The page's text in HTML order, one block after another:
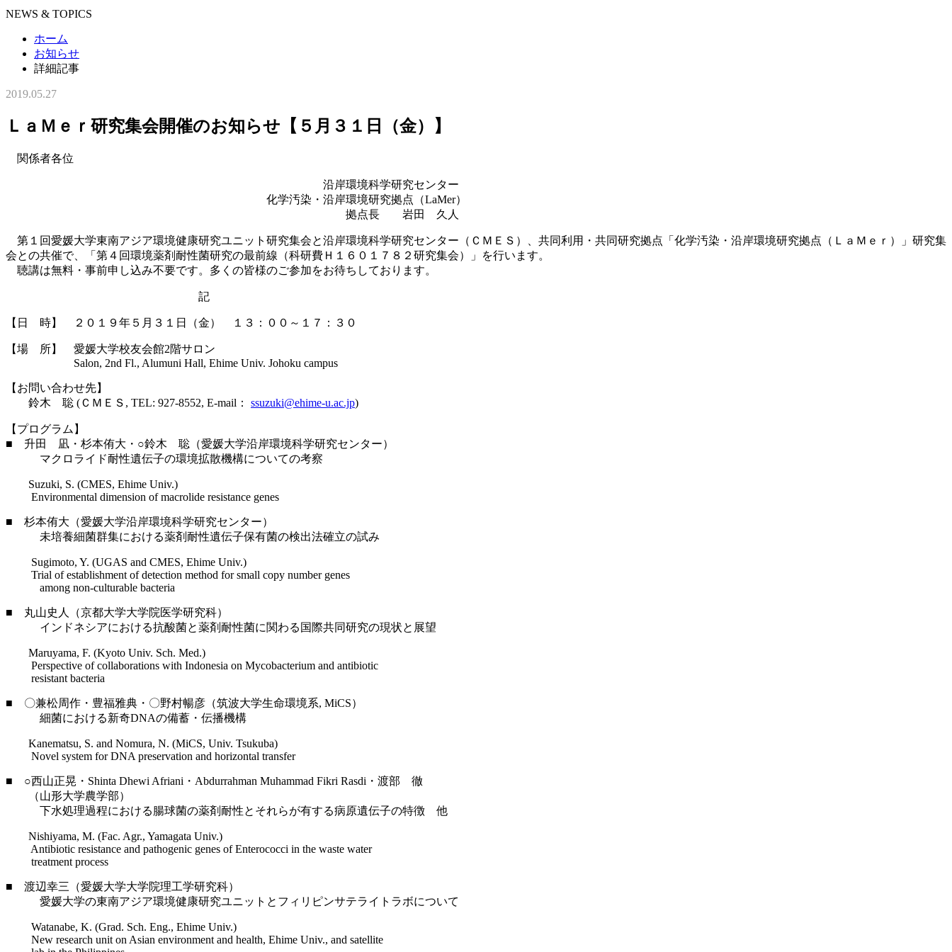
NEWS & TOPICS
ホーム
お知らせ
詳細記事
2019.05.27
ＬａＭｅｒ研究集会開催のお知らせ【５月３１日（金）】
関係者各位
沿岸環境科学研究センター
化学汚染・沿岸環境研究拠点（LaMer）
拠点長 岩田 久人
第１回愛媛大学東南アジア環境健康研究ユニット研究集会と沿岸環境科学研究センター（ＣＭＥＳ）、共同利用・共同研究拠点「化学汚染・沿岸環境研究拠点（ＬａＭｅｒ）」研究集
会との共催で、「第４回環境薬剤耐性菌研究の最前線（科研費Ｈ１６０１７８２研究集会）」を行います。
聴講は無料・事前申し込み不要です。多くの皆様のご参加をお待ちしております。
記
【日 時】 ２０１９年５月３１日（金） １３：００～１７：３０
【場 所】 愛媛大学校友会館2階サロン
Salon, 2nd Fl., Alumuni Hall, Ehime Univ. Johoku campus
【お問い合わせ先】
鈴木 聡 (ＣＭＥＳ, TEL: 927-8552, E-mail： ssuzuki@ehime-u.ac.jp)
【プログラム】
■ 升田 凪・杉本侑大・○鈴木 聡（愛媛大学沿岸環境科学研究センター）
マクロライド耐性遺伝子の環境拡散機構についての考察
Suzuki, S. (CMES, Ehime Univ.)
Environmental dimension of macrolide resistance genes
■ 杉本侑大（愛媛大学沿岸環境科学研究センター）
未培養細菌群集における薬剤耐性遺伝子保有菌の検出法確立の試み
Sugimoto, Y. (UGAS and CMES, Ehime Univ.)
Trial of establishment of detection method for small copy number genes
among non-culturable bacteria
■ 丸山史人（京都大学大学院医学研究科）
インドネシアにおける抗酸菌と薬剤耐性菌に関わる国際共同研究の現状と展望
Maruyama, F. (Kyoto Univ. Sch. Med.)
Perspective of collaborations with Indonesia on Mycobacterium and antibiotic
resistant bacteria
■ 〇兼松周作・豊福雅典・〇野村暢彦（筑波大学生命環境系, MiCS）
細菌における新奇DNAの備蓄・伝播機構
Kanematsu, S. and Nomura, N. (MiCS, Univ. Tsukuba)
Novel system for DNA preservation and horizontal transfer
■ ○西山正晃・Shinta Dhewi Afriani・Abdurrahman Muhammad Fikri Rasdi・渡部 徹
（山形大学農学部）
下水処理過程における腸球菌の薬剤耐性とそれらが有する病原遺伝子の特徴 他
Nishiyama, M. (Fac. Agr., Yamagata Univ.)
Antibiotic resistance and pathogenic genes of Enterococci in the waste water
treatment process
■ 渡辺幸三（愛媛大学大学院理工学研究科）
愛媛大学の東南アジア環境健康研究ユニットとフィリピンサテライトラボについて
Watanabe, K. (Grad. Sch. Eng., Ehime Univ.)
New research unit on Asian environment and health, Ehime Univ., and satellite